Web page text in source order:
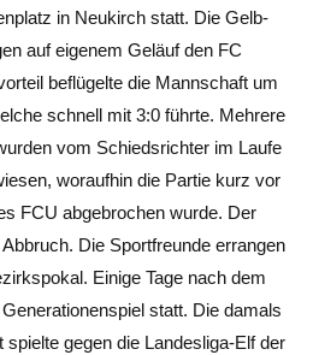
in Neukirch statt. Die Gelb-
auf eigenem Geläuf den FC
beflügelte die Mannschaft um
schnell mit 3:0 führte. Mehrere
vom Schiedsrichter im Laufe
woraufhin die Partie kurz vor
FCU abgebrochen wurde. Der
Die Sportfreunde errangen
Einige Tage nach dem
statt. Die damals
gegen die Landesliga-Elf der